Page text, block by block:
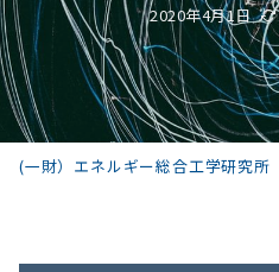
2020年4月1日
(一財）エネルギー総合工学研究所